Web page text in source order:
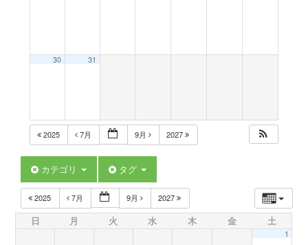
o
30 31
2025 7月 9月 2027
カテゴリ タグ
2025 7月 9月 2027
日 月 火 水 木 金 土
1